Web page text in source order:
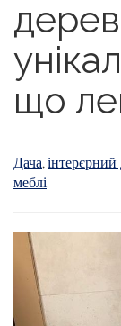
що
Дача,
меблі